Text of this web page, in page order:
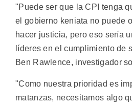
"Puede ser que la CPI tenga
el gobierno keniata no puede
hacer justicia, pero eso sería
líderes en el cumplimiento de
Ben Rawlence, investigador
"Como nuestra prioridad es
matanzas, necesitamos algo